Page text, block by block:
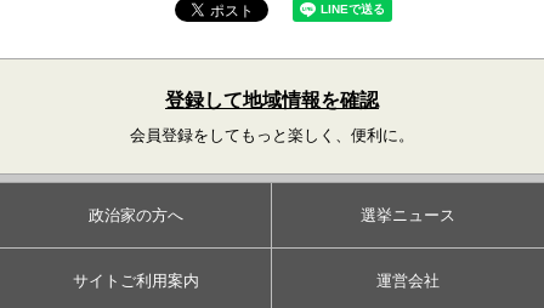
登録して地域情報を確認
会員登録をしてもっと楽しく、便利に。
政治家の方へ 選挙ニュース
サイトご利用案内 運営会社